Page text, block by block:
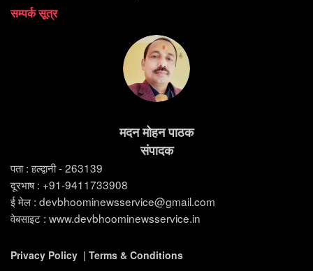
सम्पर्क सूत्र
मदन मोहन पाठक
संपादक
पता : हल्द्वानी - 263139
दूरभाष : +91-9411733908
ई मेल : devbhoominewsservice@gmail.com
वेबसाइट : www.devbhoominewsservice.in
Privacy Policy | Terms & Conditions